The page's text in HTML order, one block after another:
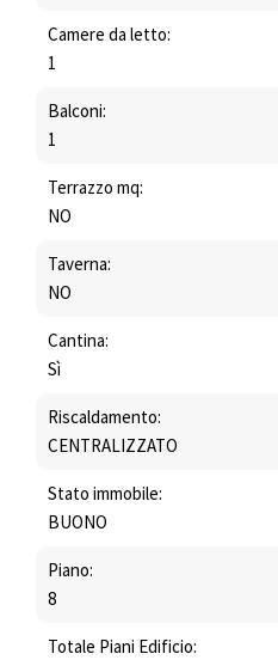
Camere da letto:
1
Balconi:
1
Terrazzo mq:
NO
Taverna:
NO
Cantina:
Sì
Riscaldamento:
CENTRALIZZATO
Stato immobile:
BUONO
Piano:
8
Totale Piani Edificio: